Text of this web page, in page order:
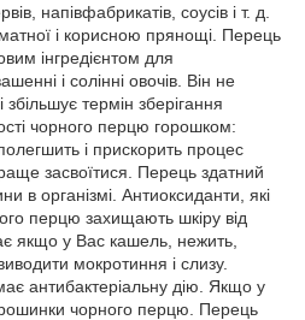
напівфабрикатів, соусів і т. д.
і корисною прянощі. Перець
інгредієнтом для
і солінні овочів. Він не
термін зберігання
чорного перцю горошком:
і прискорить процес
засвоїтися. Перець здатний
в організмі. Антиоксиданти, які
перцю захищають шкіру від
якщо у Вас кашель, нежить,
мокротиння і слизу.
антибактеріальну дію. Якщо у
чорного перцю. Перець